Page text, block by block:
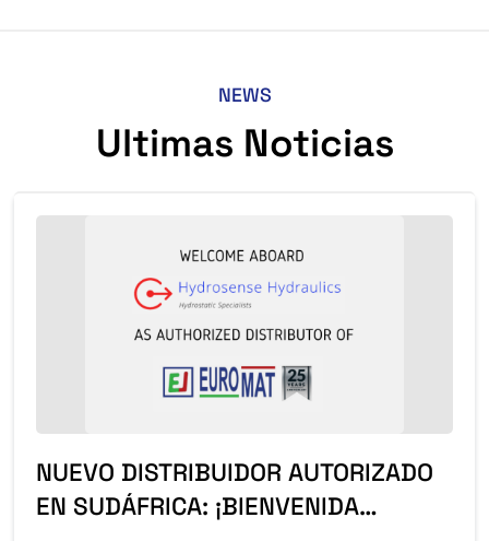
NEWS
Ultimas Noticias
NUEVO DISTRIBUIDOR AUTORIZADO
EN SUDÁFRICA: ¡BIENVENIDA